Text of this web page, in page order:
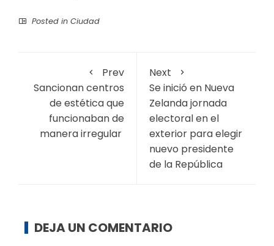
Posted in Ciudad
Prev
Sancionan centros
de estética que
funcionaban de
manera irregular
Next
Se inició en Nueva
Zelanda jornada
electoral en el
exterior para elegir
nuevo presidente
de la República
DEJA UN COMENTARIO